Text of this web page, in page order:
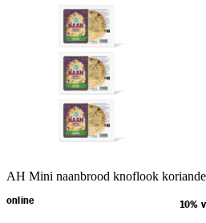
AH Mini naanbrood knoflook
online 10%